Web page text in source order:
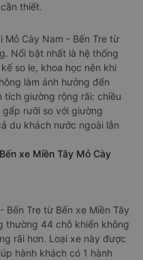
thiết.
Mỏ Cày Nam - Bến Tre từ
Nổi bật nhất là hệ thống
so le, khoa học nên khi
làm ảnh hưởng đến
tích giường rộng rãi: chiều
gấp rưỡi so với giường
du khách nước ngoài lẫn
xe Miền Tây Mỏ Cày
Bến Tre từ Bến xe Miền Tây
thường 44 chỗ khiến không
rãi hơn. Loại xe này được
hành khách có 1 hành